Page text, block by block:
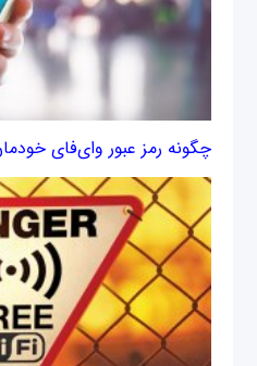
چگونه رمز عبور وای‌فای